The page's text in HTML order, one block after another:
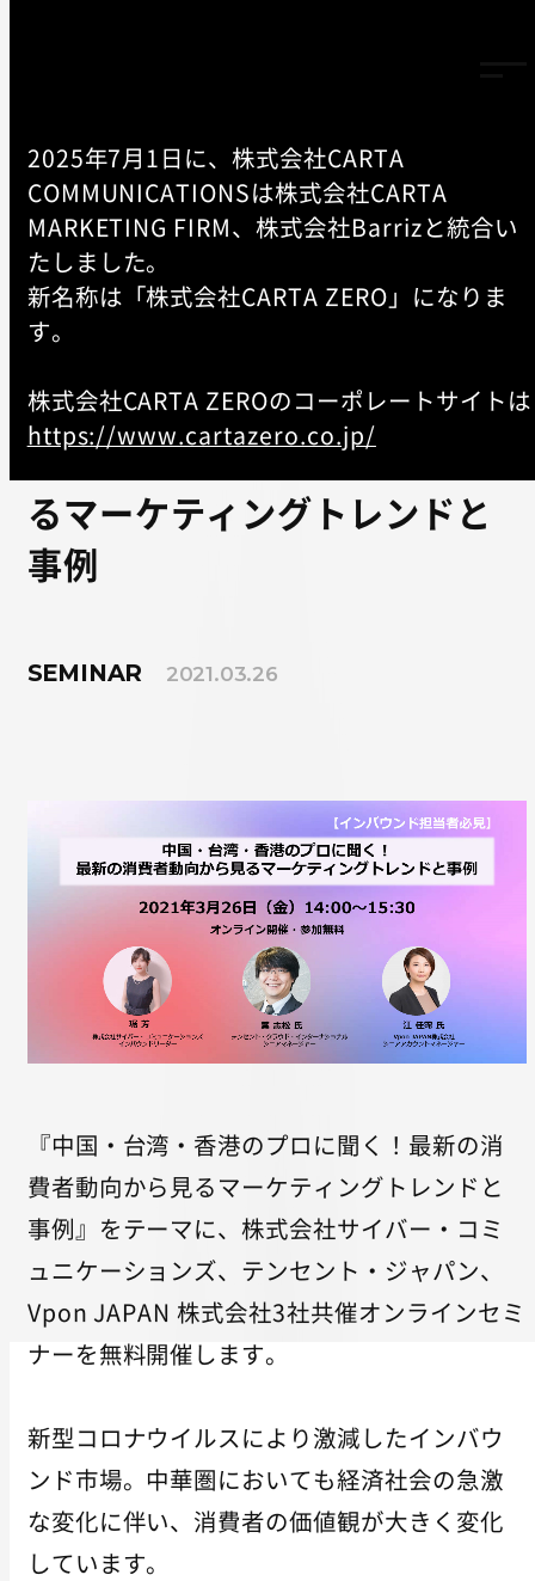
2025年7月1日に、株式会社CARTA
COMMUNICATIONSは株式会社CARTA
MARKETING FIRM、株式会社Barrizと統合い
たしました。
新名称は「株式会社CARTA ZERO」になりま
す。
株式会社CARTA ZEROのコーポレートサイトは
https://www.cartazero.co.jp/
TOP - EVENT
【インバウンド担当者様必
見！】
中国・台湾・香港のプロに聞
く！最新の消費者動向から見
るマーケティングトレンドと
事例
SEMINAR 2021.03.26
『中国・台湾・香港のプロに聞く！最新の消
費者動向から見るマーケティングトレンドと
事例』をテーマに、株式会社サイバー・コミ
ュニケーションズ、テンセント・ジャパン、
Vpon JAPAN 株式会社3社共催オンラインセミ
ナーを無料開催します。
新型コロナウイルスにより激減したインバウ
ンド市場。中華圏においても経済社会の急激
な変化に伴い、消費者の価値観が大きく変化
しています。